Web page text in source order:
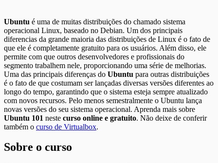
Ubuntu é uma de muitas distribuições do chamado sistema
operacional Linux, baseado no Debian. Um dos principais
diferencias da grande maioria das distribuições de Linux é o fato de
que ele é completamente gratuito para os usuários. Além disso, ele
permite com que outros desenvolvedores e profissionais do
segmento trabalhem nele, proporcionando uma série de melhorias.
Uma das principais diferenças do Ubuntu para outras distribuições
é o fato de que costumam ser lançadas diversas versões diferentes ao
longo do tempo, garantindo que o sistema esteja sempre atualizado
com novos recursos. Pelo menos semestralmente o Ubuntu lança
novas versões do seu sistema operacional. Aprenda mais sobre
Ubuntu 101 neste curso online e gratuito. Não deixe de conferir
também o curso de Virtualbox.
Sobre o curso